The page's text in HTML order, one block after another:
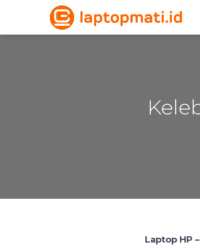
Laptop HP –